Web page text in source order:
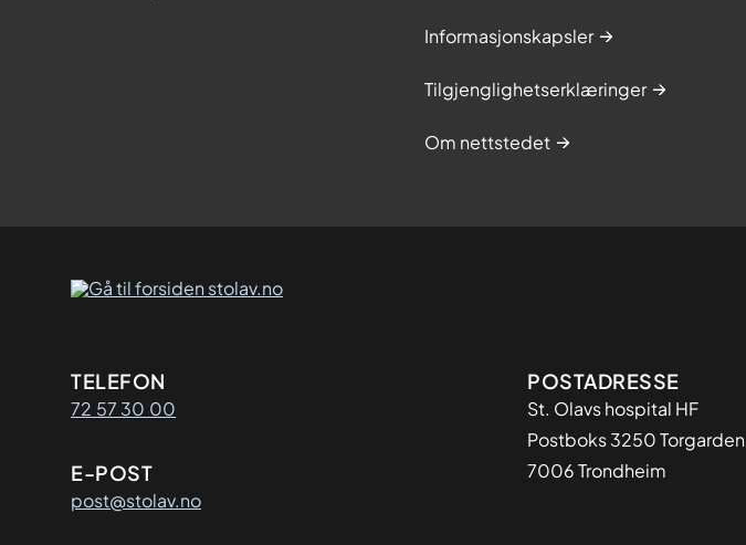
Informasjonskapsler
Tilgjenglighetserklæringer
Om nettstedet
Kontaktinformasjon
TELEFON
72 57 30 00
E-POST
post@stolav.no
Adresse
POSTADRESSE
St. Olavs hospital HF
Postboks 3250 Torgarden
7006 Trondheim